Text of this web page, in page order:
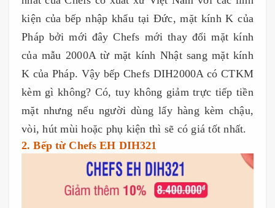
kiện của bếp nhập khẩu tại Đức, mặt kính K của
Pháp bởi mới đây Chefs mới thay đổi mặt kính
của mẫu 2000A từ mặt kính Nhật sang mặt kính
K của Pháp. Vậy bếp Chefs DIH2000A có CTKM
kèm gì không? Có, tuy không giảm trực tiếp tiền
mặt nhưng nếu người dùng lấy hàng kèm chậu,
vòi, hút mùi hoặc phụ kiện thì sẽ có giá tốt nhất.
2. Bếp từ Chefs EH DIH321